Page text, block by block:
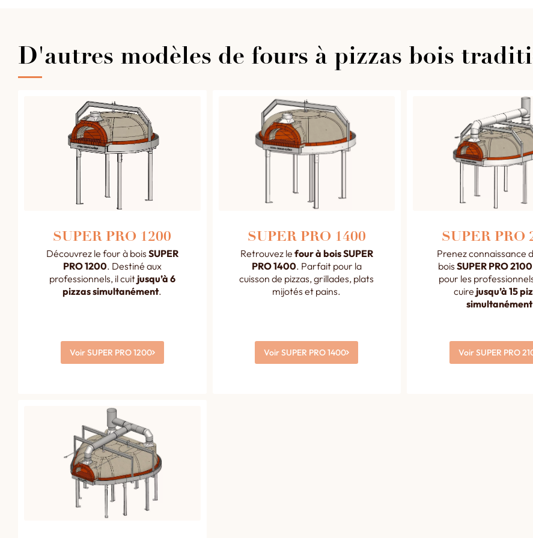
D'autres modèles de fours à pizzas bois
SUPER PRO 1200
Découvrez le four à bois SUPER
PRO 1200. Destiné aux
professionnels, il cuitjusqu’à 6
pizzas simultanément.
Voir SUPER PRO 1200
SUPER PRO 1400
Retrouvez le four à bois SUPER
PRO 1400. Parfait pour la
cuisson de pizzas, grillades, plats
mijotés et pains.
Voir SUPER PRO 1400
SUPER PRO
Prenez connaissance
bois SUPER PRO 2100
pour les
cuire jusqu’à 15
simultanément
Voir SUPER PRO